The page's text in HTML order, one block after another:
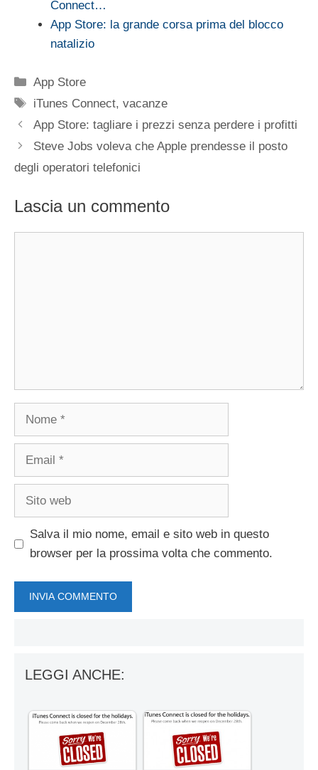
Connect…
App Store: la grande corsa prima del blocco
natalizio
Categorie
App Store
Tag
iTunes Connect,vacanze
App Store: tagliare i prezzi senza perdere i profitti
Steve Jobs voleva che Apple prendesse il posto
degli operatori telefonici
Lascia un commento
Nome
Email
Sito
Salva il mio nome, email e sito web in questo
browser per la prossima volta che commento.
LEGGI ANCHE: